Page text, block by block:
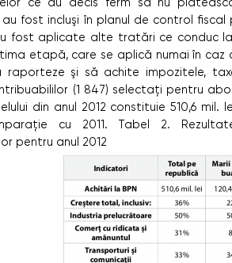
fost incluşi în planul de control ﬁscal
fost aplicate alte tratări ce conduc
etapă, care se aplică numai în caz
raporteze şi să achite impozitele,
(1 847) selectaţi pentru
din anul 2012 constituie 510,6
cu 2011. Tabel 2.
pentru anul 2012